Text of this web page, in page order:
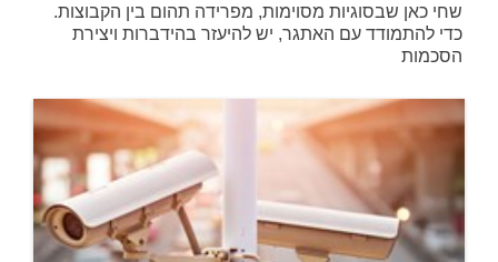
שחי כאן שבסוגיות מסוימות, מפרידה תהום בין הקבוצות.
כדי להתמודד עם האתגר, יש להיעזר בהידברות ויצירת
הסכמות